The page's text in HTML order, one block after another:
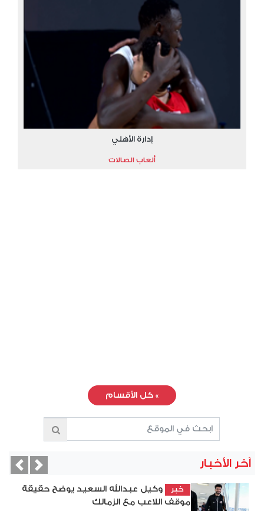
إدارة الأهلي
ألعاب الصالات
» كل الأقسام
آخر الأخبار
خبر
وكيل عبدالله السعيد يوضح حقيقة
موقف اللاعب مع الزمالك
Next